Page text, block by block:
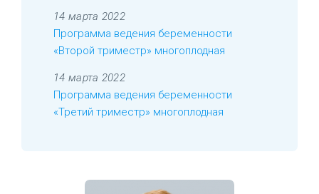
14 марта 2022
Программа ведения беременности
«Второй триместр» многоплодная
14 марта 2022
Программа ведения беременности
«Третий триместр» многоплодная